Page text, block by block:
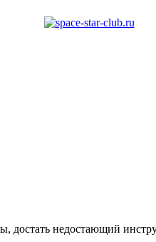
достать недостающий